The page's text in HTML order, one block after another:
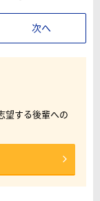
次へ
望する後輩への